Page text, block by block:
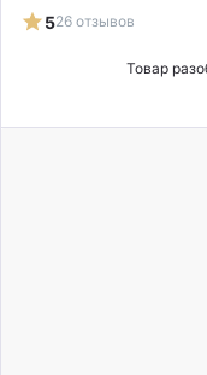
Товар
526 отзывов